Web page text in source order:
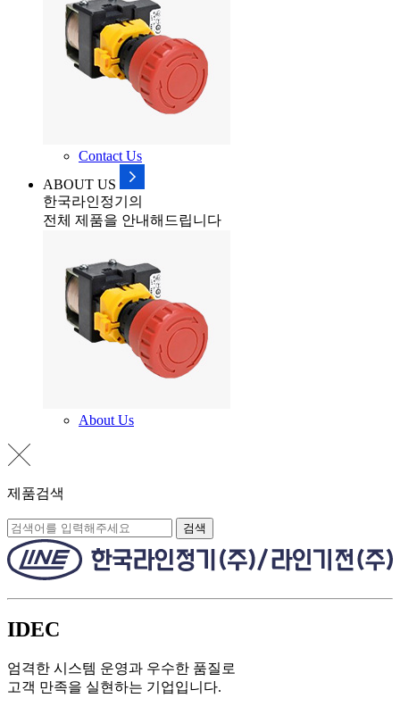
Contact Us
ABOUT US
한국라인정기의
전체 제품을 안내해드립니다
About Us
제품검색
검색
IDEC
엄격한 시스템 운영과 우수한 품질로
고객 만족을 실현하는 기업입니다.